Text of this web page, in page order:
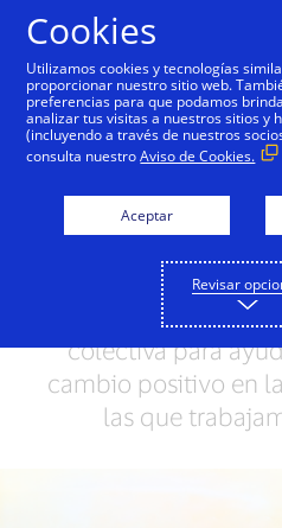
Damos el ejemplo
Juntos
Utilizamos el poder
influencia de la
colectiva para
cambio positivo en
las que
Cookies
Utilizamos cookies y tecnologías
proporcionar nuestro sitio web.
preferencias para que podamos
analizar tus visitas a nuestros sitios y
(incluyendo a través de nuestros
consulta nuestroAviso de Cookies.
Aceptar
Revisar